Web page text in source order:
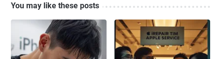
You may like these posts